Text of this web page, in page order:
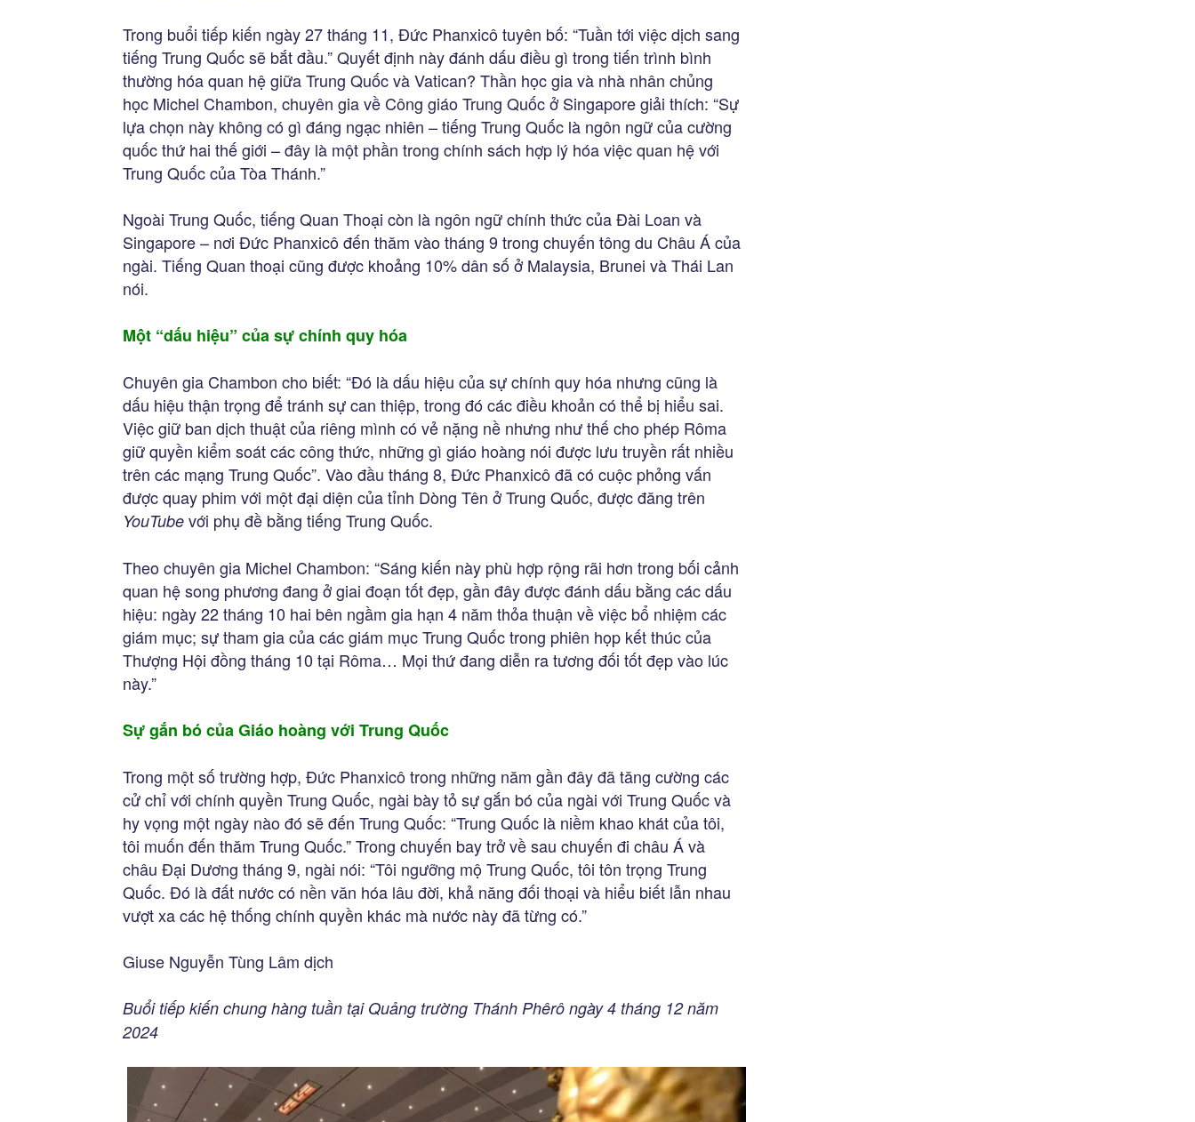
Trong buổi tiếp kiến ngày 27 tháng 11, Đức Phanxicô tuyên bố: “Tuần tới việc dịch sang
tiếng Trung Quốc sẽ bắt đầu.” Quyết định này đánh dấu điều gì trong tiến trình bình
thường hóa quan hệ giữa Trung Quốc và Vatican? Thần học gia và nhà nhân chủng
học Michel Chambon, chuyên gia về Công giáo Trung Quốc ở Singapore giải thích: “Sự
lựa chọn này không có gì đáng ngạc nhiên – tiếng Trung Quốc là ngôn ngữ của cường
quốc thứ hai thế giới – đây là một phần trong chính sách hợp lý hóa việc quan hệ với
Trung Quốc của Tòa Thánh.”
Ngoài Trung Quốc, tiếng Quan Thoại còn là ngôn ngữ chính thức của Đài Loan và
Singapore – nơi Đức Phanxicô đến thăm vào tháng 9 trong chuyến tông du Châu Á của
ngài. Tiếng Quan thoại cũng được khoảng 10% dân số ở Malaysia, Brunei và Thái Lan
nói.
Một “dấu hiệu” của sự chính quy hóa
Chuyên gia Chambon cho biết: “Đó là dấu hiệu của sự chính quy hóa nhưng cũng là
dấu hiệu thận trọng để tránh sự can thiệp, trong đó các điều khoản có thể bị hiểu sai.
Việc giữ ban dịch thuật của riêng mình có vẻ nặng nề nhưng như thế cho phép Rôma
giữ quyền kiểm soát các công thức, những gì giáo hoàng nói được lưu truyền rất nhiều
trên các mạng Trung Quốc”. Vào đầu tháng 8, Đức Phanxicô đã có cuộc phỏng vấn
được quay phim với một đại diện của tỉnh Dòng Tên ở Trung Quốc, được đăng trên
YouTube với phụ đề bằng tiếng Trung Quốc.
Theo chuyên gia Michel Chambon: “Sáng kiến này phù hợp rộng rãi hơn trong bối cảnh
quan hệ song phương đang ở giai đoạn tốt đẹp, gần đây được đánh dấu bằng các dấu
hiệu: ngày 22 tháng 10 hai bên ngầm gia hạn 4 năm thỏa thuận về việc bổ nhiệm các
giám mục; sự tham gia của các giám mục Trung Quốc trong phiên họp kết thúc của
Thượng Hội đồng tháng 10 tại Rôma… Mọi thứ đang diễn ra tương đối tốt đẹp vào lúc
này.”
Sự gắn bó của Giáo hoàng với Trung Quốc
Trong một số trường hợp, Đức Phanxicô trong những năm gần đây đã tăng cường các
cử chỉ với chính quyền Trung Quốc, ngài bày tỏ sự gắn bó của ngài với Trung Quốc và
hy vọng một ngày nào đó sẽ đến Trung Quốc: “Trung Quốc là niềm khao khát của tôi,
tôi muốn đến thăm Trung Quốc.” Trong chuyến bay trở về sau chuyến đi châu Á và
châu Đại Dương tháng 9, ngài nói: “Tôi ngưỡng mộ Trung Quốc, tôi tôn trọng Trung
Quốc. Đó là đất nước có nền văn hóa lâu đời, khả năng đối thoại và hiểu biết lẫn nhau
vượt xa các hệ thống chính quyền khác mà nước này đã từng có.”
Giuse Nguyễn Tùng Lâm dịch
Buổi tiếp kiến chung hàng tuần tại Quảng trường Thánh Phêrô ngày 4 tháng 12 năm
2024